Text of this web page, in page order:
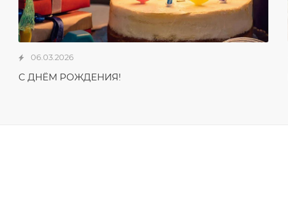
06.03.2026
С ДНЁМ РОЖДЕНИЯ!